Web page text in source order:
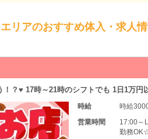
リアのおすすめ体入・求人
た。名古屋錦店
古屋2号店♪ オープニングキャスト大募
時給
時給
営業時間
19:00～
勤務